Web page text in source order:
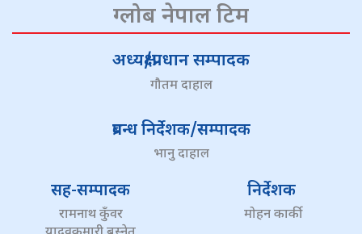
ग्लोब नेपाल टिम
अध्यक्ष/प्रधान सम्पादक
गौतम दाहाल
प्रबन्ध निर्देशक/सम्पादक
भानु दाहाल
सह-सम्पादक
रामनाथ कुँवर
निर्देशक
मोहन कार्की